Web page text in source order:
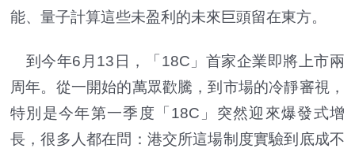
能、量子計算這些未盈利的未來巨頭留在東方。
到今年6月13日，「18C」首家企業即將上市兩
周年。從一開始的萬眾歡騰，到市場的冷靜審視，
特別是今年第一季度「18C」突然迎來爆發式增
長，很多人都在問：港交所這場制度實驗到底成不